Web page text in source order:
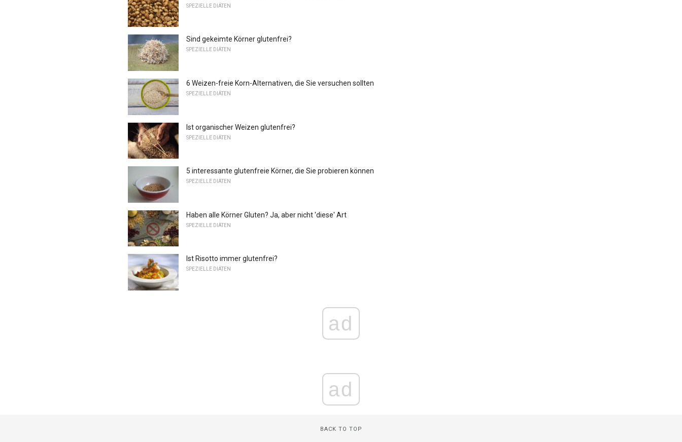
SPEZIELLE DIÄTEN
Sind gekeimte Körner glutenfrei?
SPEZIELLE DIÄTEN
6 Weizen-freie Korn-Alternativen, die Sie versuchen sollten
SPEZIELLE DIÄTEN
Ist organischer Weizen glutenfrei?
SPEZIELLE DIÄTEN
5 interessante glutenfreie Körner, die Sie probieren können
SPEZIELLE DIÄTEN
Haben alle Körner Gluten? Ja, aber nicht 'diese' Art
SPEZIELLE DIÄTEN
Ist Risotto immer glutenfrei?
SPEZIELLE DIÄTEN
ad
ad
BACK TO TOP